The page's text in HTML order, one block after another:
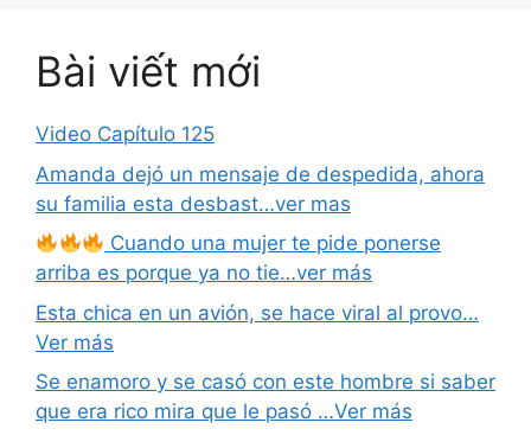
Bài viết mới
Video Capítulo 125
Amanda dejó un mensaje de despedida, ahora
su familia esta desbast…ver mas
Cuando una mujer te pide ponerse
arriba es porque ya no tie…ver más
Esta chica en un avión, se hace viral al provo…
Ver más
Se enamoro y se casó con este hombre si saber
que era rico mira que le pasó …Ver más